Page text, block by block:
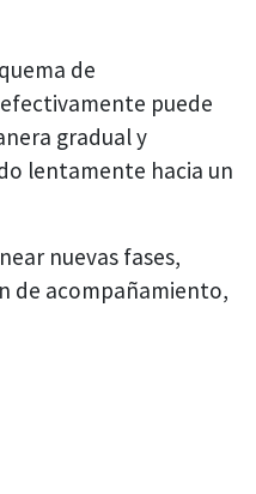
de
puede
gradual y
lentamente hacia un
nuevas fases,
de acompañamiento,